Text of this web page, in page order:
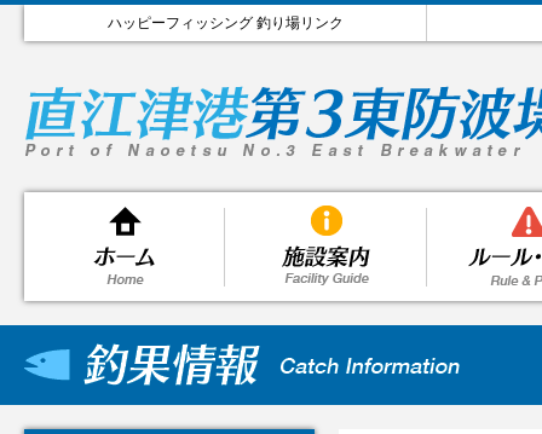
ハッピーフィッシング 釣り場リンク